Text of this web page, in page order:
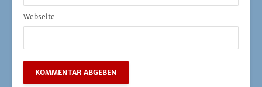
Webseite